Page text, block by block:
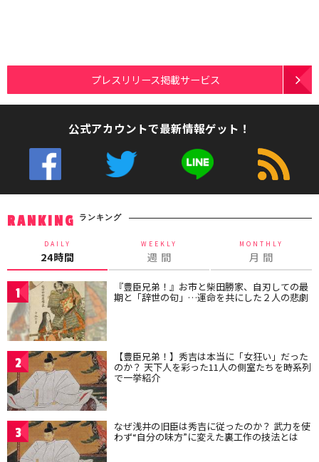
プレスリリース掲載サービス
公式アカウントで最新情報ゲット！
RANKING ランキング
DAILY
24時間
WEEKLY
週 間
MONTHLY
月 間
1 『豊臣兄弟！』お市と柴田勝家、自刃しての最
期と「辞世の句」…運命を共にした２人の悲劇
2 【豊臣兄弟！】秀吉は本当に「女狂い」だった
のか？ 天下人を彩った11人の側室たちを時系列
で一挙紹介
3 なぜ浅井の旧臣は秀吉に従ったのか？ 武力を使
わず“自分の味方”に変えた裏工作の技法とは